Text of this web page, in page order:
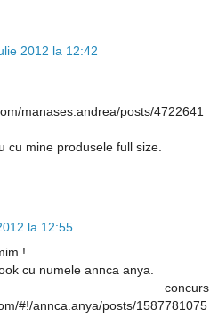
2012 la 12:42
manases.andrea/posts/4722641
cu mine produsele full size.
la 12:55
!
cu numele annca anya.
concurs
#!/annca.anya/posts/1587781075